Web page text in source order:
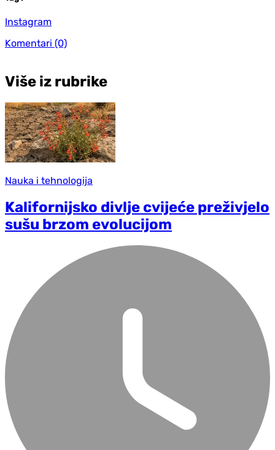
Instagram
Komentari (0)
Više iz rubrike
Nauka i tehnologija
Kalifornijsko divlje cvijeće preživjelo
sušu brzom evolucijom